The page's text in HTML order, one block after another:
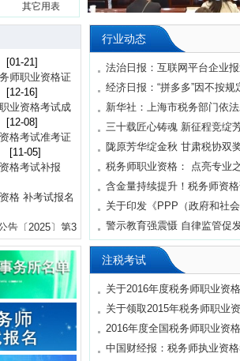
其它用表
格考试报名公
师职业资格证
[01-21]
师职业资格证
[12-16]
业资格考试成
[12-08]
格考试准考证
[11-05]
格考试补报
格 补考试报名
告〔2025〕第3
师职业资格证
08]
师职业资格证
[12-05]
格考试报名公
30]
师职业资格证
行业动态
法治日报：互联网平台企业
经济日报：“拼多多”因不按
新华社：上海市税务部门依
三十载匠心铸魂 新征程竞
陇原芳华绽金秋 甘肃税协双
税务师职业资格： 点亮专业
含金量持续提升！税务师资
关于印发《PPP（政府和社
警示教育强震慑 自律监管
注税考试
关于2016年度税务师职业资
关于领取2015年税务师职业
2016年度全国税务师职业资
中国财经报：税务师执业资